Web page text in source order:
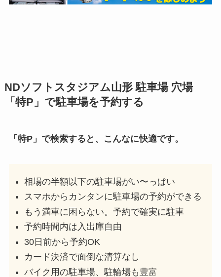
NDソフトスタジアム山形駐車場 穴場
「特P」で駐車場を予約する
「特P」で検索すると、こんなに快適です。
相場の半額以下の駐車場がい〜っぱい
スマホからカンタンに駐車場の予約ができる
もう満車に困らない。予約で確実に駐車
予約時間内は入出庫自由
30日前から予約OK
カード決済で面倒な清算なし
バイク用の駐車場、駐輪場も豊富